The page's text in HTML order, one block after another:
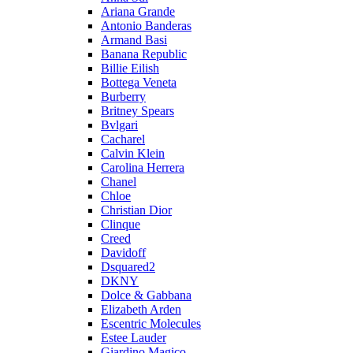
Ariana Grande
Antonio Banderas
Armand Basi
Banana Republic
Billie Eilish
Bottega Veneta
Burberry
Britney Spears
Bvlgari
Cacharel
Calvin Klein
Carolina Herrera
Chanel
Chloe
Christian Dior
Clinque
Creed
Davidoff
Dsquared2
DKNY
Dolce & Gabbana
Elizabeth Arden
Escentric Molecules
Estee Lauder